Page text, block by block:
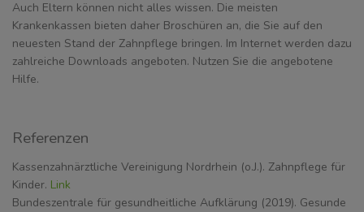
Auch Eltern können nicht alles wissen. Die meisten
Krankenkassen bieten daher Broschüren an, die Sie auf den
neuesten Stand der Zahnpflege bringen. Im Internet werden dazu
zahlreiche Downloads angeboten. Nutzen Sie die angebotene
Hilfe.
Referenzen
Kassenzahnärztliche Vereinigung Nordrhein (o.J.). Zahnpflege für
Kinder. Link
Bundeszentrale für gesundheitliche Aufklärung (2019). Gesunde